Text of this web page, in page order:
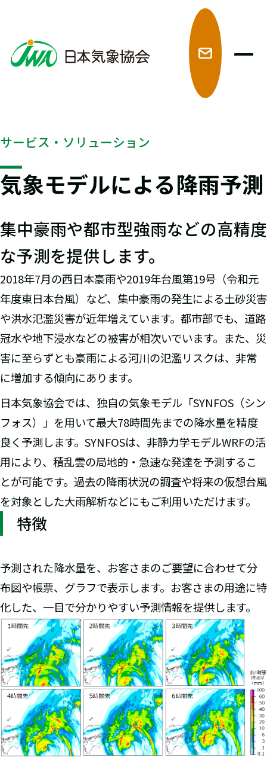
サービス・ソリューション
気象モデルによる降雨予測
集中豪雨や都市型強雨などの高精度
な予測を提供します。
2018年7月の西日本豪雨や2019年台風第19号（令和元
年度東日本台風）など、集中豪雨の発生による土砂災害
や洪水氾濫災害が近年増えています。都市部でも、道路
冠水や地下浸水などの被害が相次いでいます。また、災
害に至らずとも豪雨による河川の氾濫リスクは、非常
に増加する傾向にあります。
日本気象協会では、独自の気象モデル「SYNFOS（シン
フォス）」を用いて最大78時間先までの降水量を精度
良く予測します。SYNFOSは、非静力学モデルWRFの活
用により、積乱雲の局地的・急速な発達を予測するこ
とが可能です。過去の降雨状況の調査や将来の仮想台風
を対象とした大雨解析などにもご利用いただけます。
特徴
予測された降水量を、お客さまのご要望に合わせて分
布図や帳票、グラフで表示します。お客さまの用途に特
化した、一目で分かりやすい予測情報を提供します。